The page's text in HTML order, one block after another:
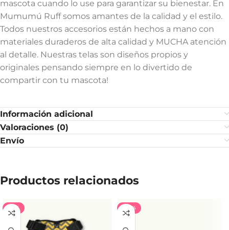
mascota cuando lo use para garantizar su bienestar. En
Mumumú Ruff somos amantes de la calidad y el estilo.
Todos nuestros accesorios están hechos a mano con
materiales duraderos de alta calidad y MUCHA atención
al detalle. Nuestras telas son diseños propios y
originales pensando siempre en lo divertido de
compartir con tu mascota!
Información adicional
Valoraciones (0)
Envío
Productos relacionados
-71% -40%